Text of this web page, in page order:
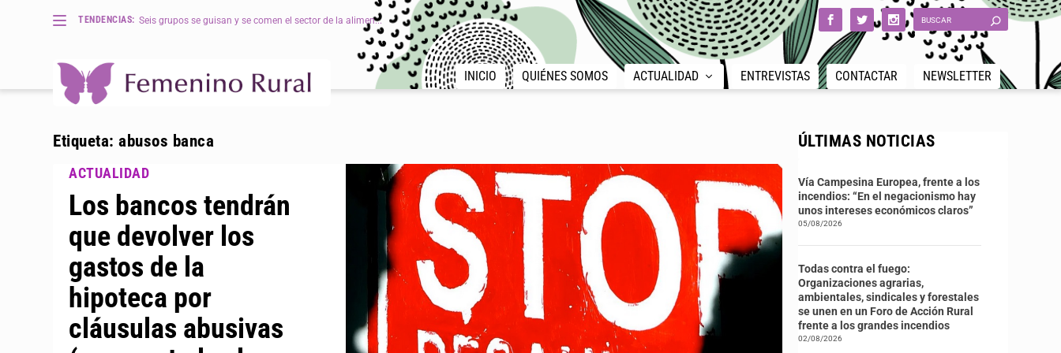
TENDENCIAS: Seis grupos se guisan y se comen el sector de la alimen...
INICIO QUIÉNES SOMOS ACTUALIDAD ENTREVISTAS CONTACTAR NEWSLETTER
Etiqueta:abusos banca
Los bancos tendrán
que devolver los
gastos de la
hipoteca por
cláusulas abusivas
ÚLTIMAS NOTICIAS
Vía Campesina Europea, frente a los
incendios: “En el negacionismo hay
unos intereses económicos claros”
05/08/2026
Todas contra el fuego:
Organizaciones agrarias,
ambientales, sindicales y forestales
se unen en un Foro de Acción Rural
frente a los grandes incendios
02/08/2026